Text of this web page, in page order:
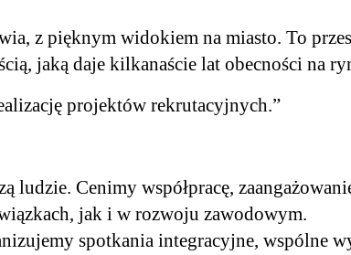
z pięknym widokiem na miasto. To
jaką daje kilkanaście lat obecności na
projektów rekrutacyjnych.”
ludzie. Cenimy współpracę,
jak i w rozwoju zawodowym.
spotkania integracyjne, wspólne